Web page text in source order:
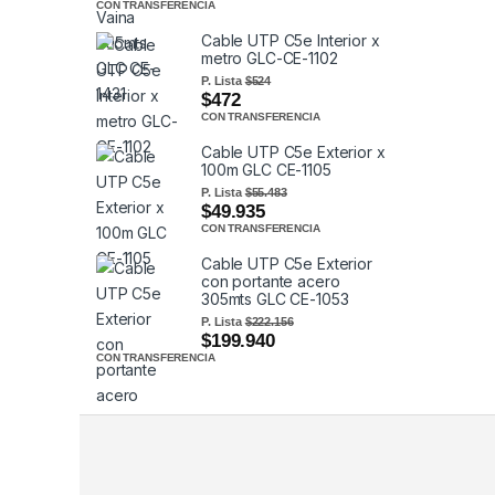
CON TRANSFERENCIA
Cable UTP C5e Interior x
metro GLC-CE-1102
P. Lista$524
$472
CON TRANSFERENCIA
Cable UTP C5e Exterior x
100m GLC CE-1105
P. Lista$55.483
$49.935
CON TRANSFERENCIA
Cable UTP C5e Exterior
con portante acero
305mts GLC CE-1053
P. Lista$222.156
$199.940
CON TRANSFERENCIA